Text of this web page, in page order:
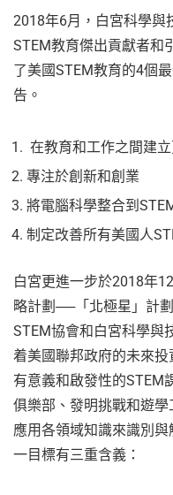
2018年6月，白宮科學與
STEM教育傑出貢獻者和
了美國STEM教育的4個
告。
在教育和工作之間建
專注於創新和創業
將電腦科學整合到
制定改善所有美國人
白宮更進一步於2018年
略計劃──「北極星」計
STEM協會和白宮科學與
着美國聯邦政府的未來
有意義和啟發性的STEM
俱樂部、發明挑戰和遊
應用各領域知識來識別
一目標有三重含義：